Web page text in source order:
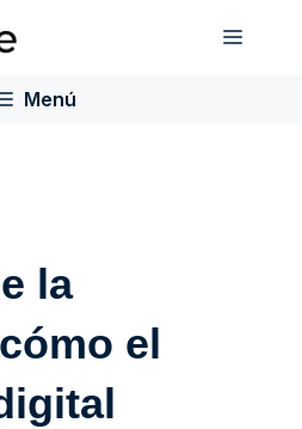
Menú
Menú
la
el